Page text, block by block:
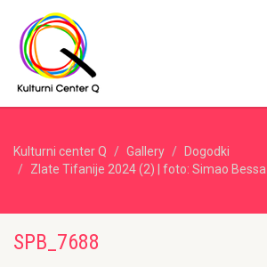
Kulturni center Q Gallery
Dogodki
Zlate Tifanije 2024 (2) | foto: Simao Bessa
SPB_7688